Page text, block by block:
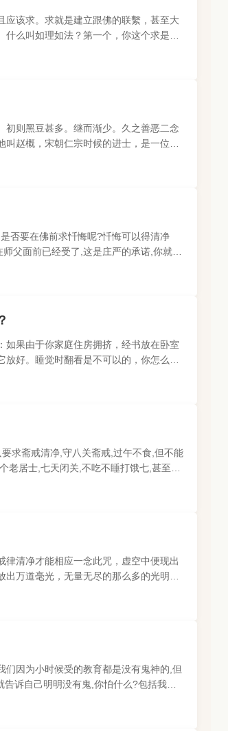
应该求。求就是建立跟佛的联繫，甚至大
么叫如理如法？第一个，你这个求是善
初则黑豆甚多。继而渐少。久之善恶二念
赵概，宋朝仁宗时候的进士，是一位非
否要在佛前求忏悔呢?忏悔可以得清净
父面前已经受了,这是庄严的承诺,你就得
果由于你家庭住房拥挤，经书放在卧室
好。睡觉时翻看是不可以的，你怎么能
求斋戒清净,守八关斋戒,过午不食,但不能
居士,七天闭关,不吃不睡打饿七,甚至水
清净才能相应一念此咒，虚空中便现出
万道毫光，无量无尽的那么多的光明，
因为小时候受的教育都是没有鬼神的,但
诉自己明明没有鬼,你怕什么?包括我学